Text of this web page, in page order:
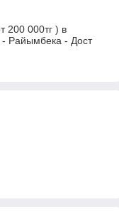
200 000тг ) в
Райымбека - Дост